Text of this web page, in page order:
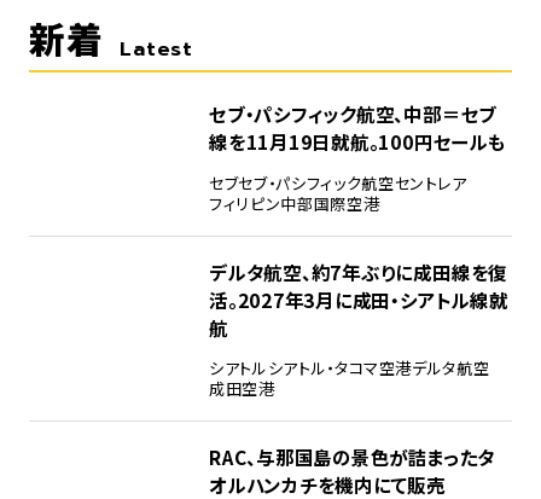
新着 Latest
セブ・パシフィック航空、中部＝セブ
線を11月19日就航。100円セールも
セブセブ・パシフィック航空セントレア
フィリピン中部国際空港
デルタ航空、約7年ぶりに成田線を復
活。2027年3月に成田・シアトル線就
航
シアトルシアトル・タコマ空港デルタ航空
成田空港
RAC、与那国島の景色が詰まったタ
オルハンカチを機内にて販売